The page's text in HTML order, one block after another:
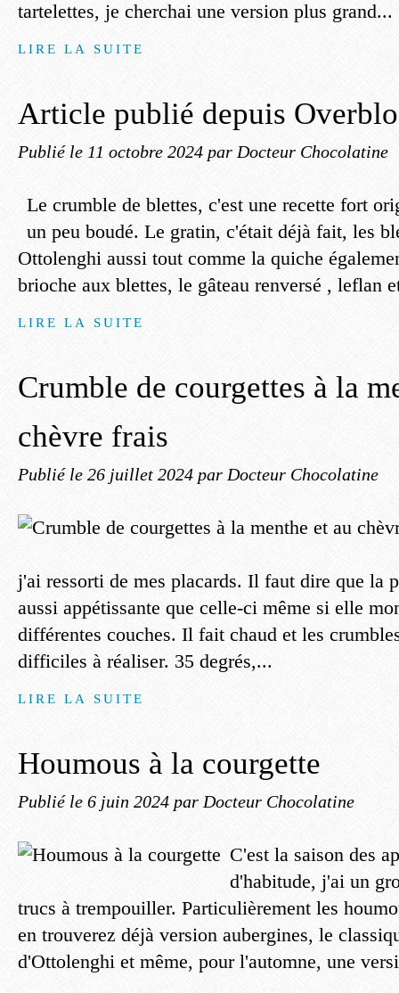
tartelettes, je cherchai une version plus grand...
LIRE LA SUITE
Article publié depuis
Publié le 11 octobre 2024 par Docteur Chocolatine
Le crumble de blettes, c'est une recette fort
un peu boudé. Le gratin, c'était déjà fait, les
Ottolenghi aussi tout comme la quiche
brioche aux blettes, le gâteau renversé , leflan
LIRE LA SUITE
Crumble de courgettes à la
chèvre frais
Publié le 26 juillet 2024 par Docteur Chocolatine
j'ai ressorti de mes placards. Il faut dire que la
aussi appétissante que celle-ci même si elle
différentes couches. Il fait chaud et les
difficiles à réaliser. 35 degrés,...
LIRE LA SUITE
Houmous à la courgette
Publié le 6 juin 2024 par Docteur Chocolatine
C'est la saison des
d'habitude, j'ai un
trucs à trempouiller. Particulièrement les
en trouverez déjà version aubergines, le
d'Ottolenghi et même, pour l'automne, une